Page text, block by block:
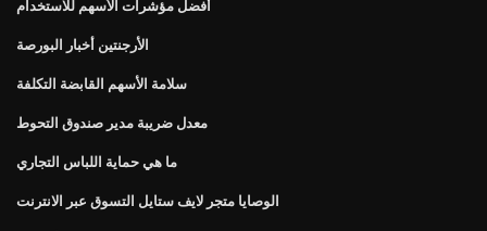
أفضل مؤشرات الأسهم للاستخدام
الأرجنتين أخبار البورصة
سلامة الأسهم القابضة التكلفة
معدل ضريبة مدير صندوق التحوط
ما هي حماية اللباس التجاري
الوصايا متجر لايف ستايل التسوق عبر الانترنت